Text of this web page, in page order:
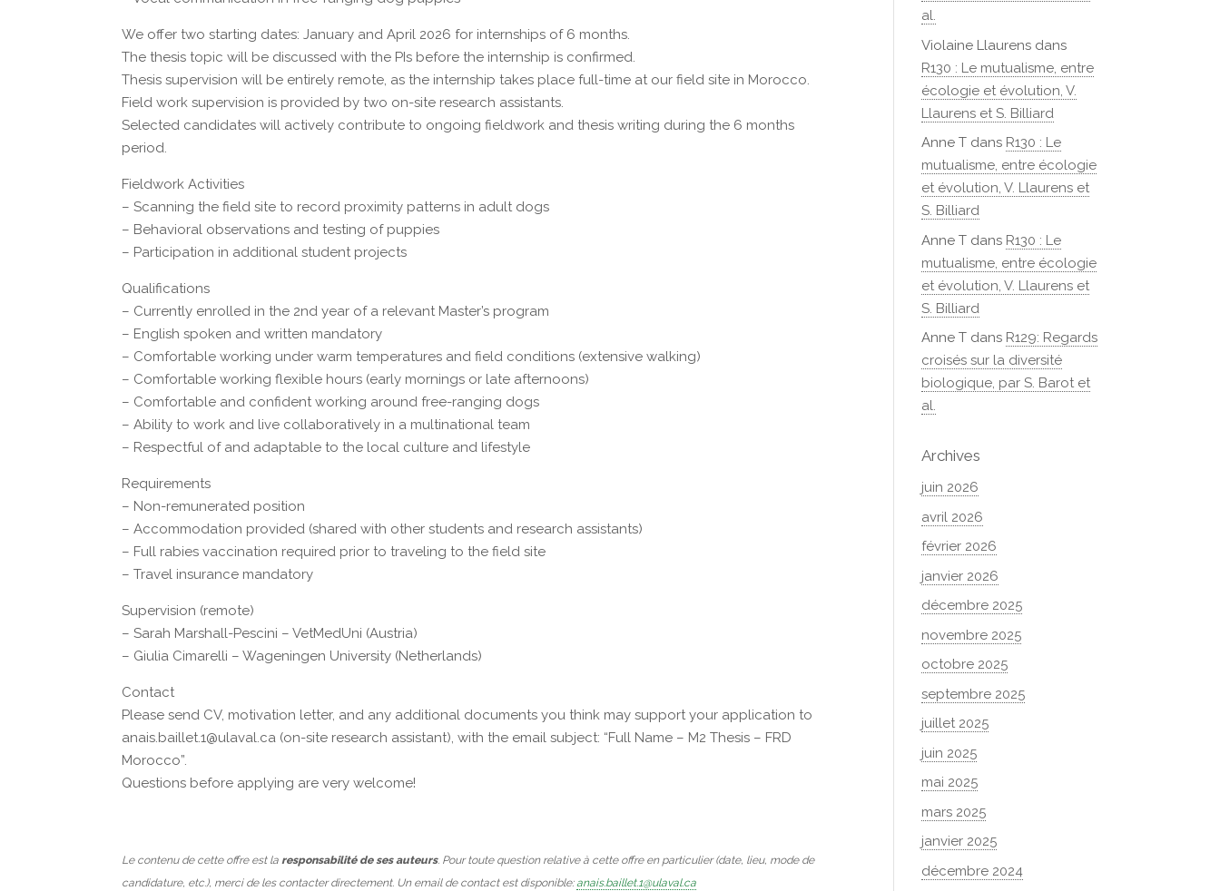
We offer two starting dates: January and April 2026 for internships of 6 months.
The thesis topic will be discussed with the PIs before the internship is confirmed.
Thesis supervision will be entirely remote, as the internship takes place full-time at our field site in Morocco.
Field work supervision is provided by two on-site research assistants.
Selected candidates will actively contribute to ongoing fieldwork and thesis writing during the 6 months
period.
Fieldwork Activities
– Scanning the field site to record proximity patterns in adult dogs
– Behavioral observations and testing of puppies
– Participation in additional student projects
Qualifications
– Currently enrolled in the 2nd year of a relevant Master’s program
– English spoken and written mandatory
– Comfortable working under warm temperatures and field conditions (extensive walking)
– Comfortable working flexible hours (early mornings or late afternoons)
– Comfortable and confident working around free-ranging dogs
– Ability to work and live collaboratively in a multinational team
– Respectful of and adaptable to the local culture and lifestyle
Requirements
– Non-remunerated position
– Accommodation provided (shared with other students and research assistants)
– Full rabies vaccination required prior to traveling to the field site
– Travel insurance mandatory
Supervision (remote)
– Sarah Marshall-Pescini – VetMedUni (Austria)
– Giulia Cimarelli – Wageningen University (Netherlands)
Contact
Please send CV, motivation letter, and any additional documents you think may support your application to
anais.baillet.1@ulaval.ca (on-site research assistant), with the email subject: “Full Name – M2 Thesis – FRD
Morocco”.
Questions before applying are very welcome!
Le contenu de cette offre est laresponsabilité de ses auteurs. Pour toute question relative à cette offre en particulier (date, lieu, mode de
candidature, etc.), merci de les contacter directement. Un email de contact est disponible:anais.baillet.1@ulaval.ca
al.
Violaine Llaurens dans
R130 : Le mutualisme, entre
écologie et évolution, V.
Llaurens et S. Billiard
Anne T dans R130 : Le
mutualisme, entre écologie
et évolution, V. Llaurens et
S. Billiard
Anne T dans R130 : Le
mutualisme, entre écologie
et évolution, V. Llaurens et
S. Billiard
Anne T dans R129: Regards
croisés sur la diversité
biologique, par S. Barot et
al.
Archives
juin 2026
avril 2026
février 2026
janvier 2026
décembre 2025
novembre 2025
octobre 2025
septembre 2025
juillet 2025
juin 2025
mai 2025
mars 2025
janvier 2025
décembre 2024